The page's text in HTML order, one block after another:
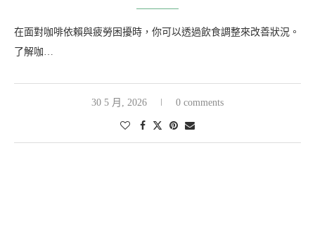
在面對咖啡依賴與疲勞困擾時，你可以透過飲食調整來改善狀況。
了解咖…
30 5 月, 2026 0 comments